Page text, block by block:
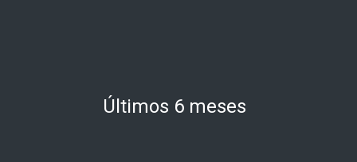
Últimos 6 meses